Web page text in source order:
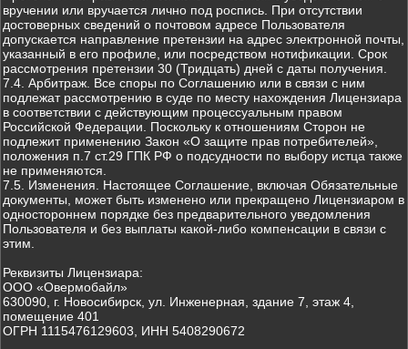
вручении или вручается лично под роспись. При отсутствии
достоверных сведений о почтовом адресе Пользователя
допускается направление претензии на адрес электронной почты,
указанный в его профиле, или посредством нотификации. Срок
рассмотрения претензии 30 (Тридцать) дней с даты получения.
7.4. Арбитраж. Все споры по Соглашению или в связи с ним
подлежат рассмотрению в суде по месту нахождения Лицензиара
в соответствии с действующим процессуальным правом
Российской Федерации. Поскольку к отношениям Сторон не
подлежит применению Закон «О защите прав потребителей»,
положения п.7 ст.29 ГПК РФ о подсудности по выбору истца также
не применяются.
7.5. Изменения. Настоящее Соглашение, включая Обязательные
документы, может быть изменено или прекращено Лицензиаром в
одностороннем порядке без предварительного уведомления
Пользователя и без выплаты какой-либо компенсации в связи с
этим.
Реквизиты Лицензиара:
ООО «Овермобайл»
630090, г. Новосибирск, ул. Инженерная, здание 7, этаж 4,
помещение 401
ОГРН 1115476129603, ИНН 5408290672